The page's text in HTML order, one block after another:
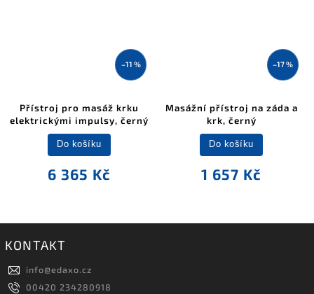
–11 %
Přístroj pro masáž krku
elektrickými impulsy, černý
6 365 Kč
Do košíku
–17 %
Masážní přístroj na záda a
krk, černý
1 657 Kč
Do košíku
KONTAKT
info@edaxo.cz
00420 234280918